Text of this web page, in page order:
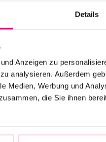
Details
Anzeigen zu
analysieren. Außerdem
Medien, Werbung und
die Sie ihnen
It sends out a
LGBTTIQA*
sponsors, an
produce.
queer rights
strong
acceptance